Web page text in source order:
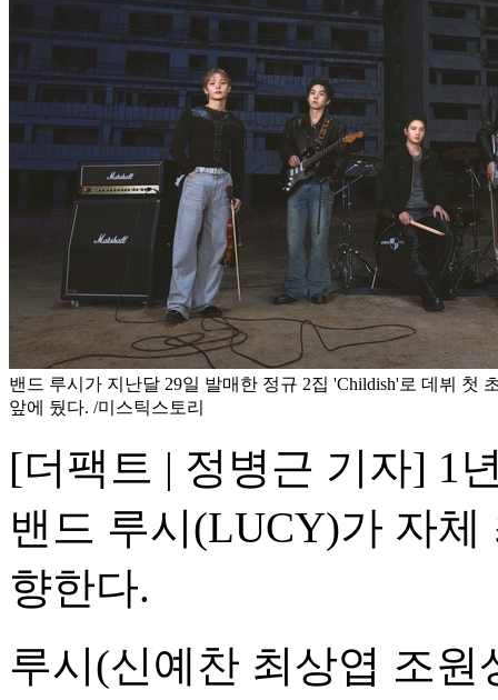
밴드 루시가 지난달 29일 발매한 정규 2집 'Childish'로 데뷔 첫
앞에 뒀다. /미스틱스토리
[더팩트 | 정병근 기자] 1
밴드 루시(LUCY)가 자
향한다.
루시(신예찬 최상엽 조